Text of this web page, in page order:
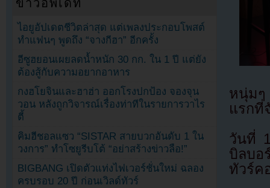
หนุ่มๆ
แรกที่
วันที่
บิลบอ
ทัวร์ค
ข่าวอัพเดท
ไอยูอัปเดตชีวิตล่าสุด แต่เพลงประกอบโพสต์
ทำแฟนๆ พูดถึง “จางกีฮา” อีกครั้ง
อีซูฮยอนเผยลดน้ำหนัก 30 กก. ใน 1 ปี แต่ยัง
ต้องสู้กับความอยากอาหาร
กงฮโยจินและฮาฮ่า ออกโรงปกป้อง จองจุน
วอน หลังถูกวิจารณ์เรื่องท่าทีในรายการวาไร
ตี้
คิมฮีชอลแซว “SISTAR สายบวกอันดับ 1 ใน
วงการ” ทำโซยูรีบโต้ “อย่าสร้างข่าวลือ!”
BIGBANG เปิดตัวแท่งไฟเวอร์ชั่นใหม่ ฉลอง
ครบรอบ 20 ปี ก่อนเวิลด์ทัวร์